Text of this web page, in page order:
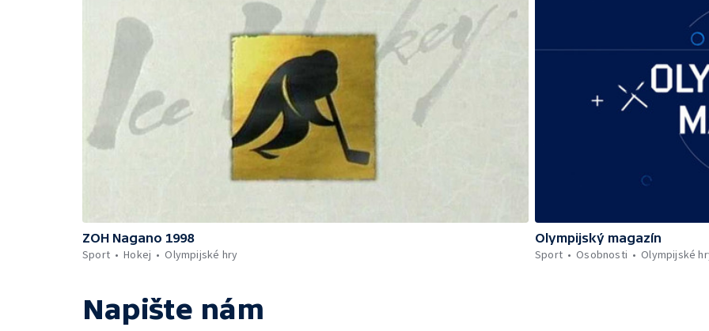
ZOH Nagano 1998
Sport
Hokej Olympijské hry
Olympijský magazín
Sport
Osobnosti Olympijské
Napište nám